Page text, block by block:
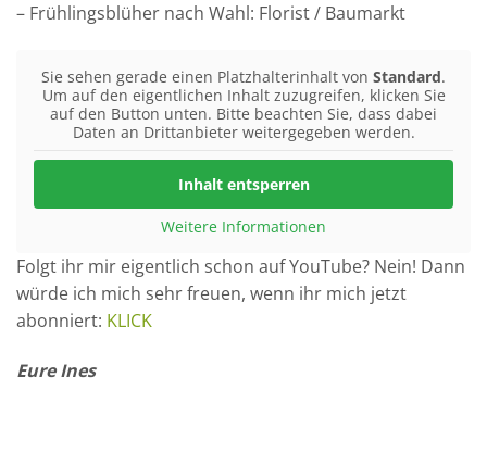
– Frühlingsblüher nach Wahl: Florist / Baumarkt
Sie sehen gerade einen Platzhalterinhalt von Standard.
Um auf den eigentlichen Inhalt zuzugreifen, klicken Sie
auf den Button unten. Bitte beachten Sie, dass dabei
Daten an Drittanbieter weitergegeben werden.
Inhalt entsperren
Weitere Informationen
Folgt ihr mir eigentlich schon auf YouTube? Nein! Dann
würde ich mich sehr freuen, wenn ihr mich jetzt
abonniert: KLICK
Eure Ines